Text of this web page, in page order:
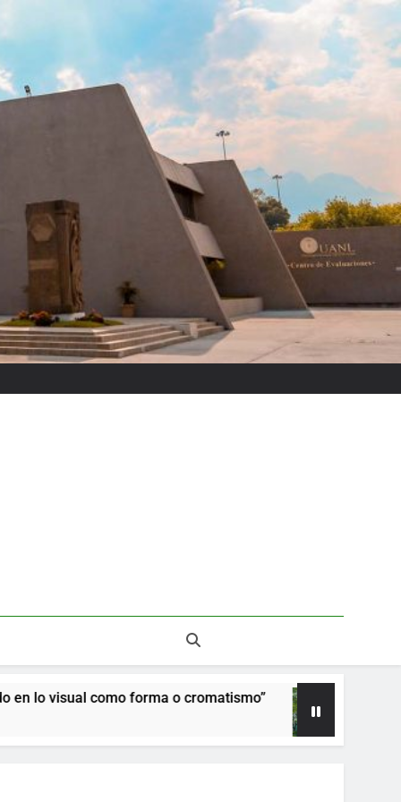
o cromatismo” La poética de los
1 Mes Ago